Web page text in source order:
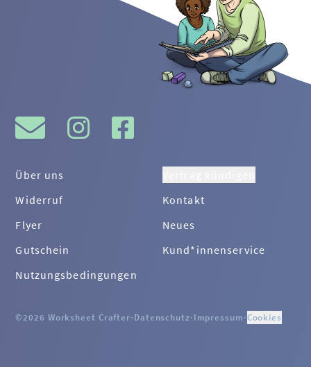
Über uns
Widerruf
Kontakt
Flyer
Neues
Gutschein
Kund*innenservice
Nutzungsbedingungen
©2026 Worksheet Crafter·Datenschutz·Impressum·Cookies